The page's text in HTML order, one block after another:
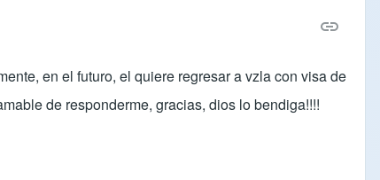
en el futuro, el quiere regresar a vzla con visa de
de responderme, gracias, dios lo bendiga!!!!